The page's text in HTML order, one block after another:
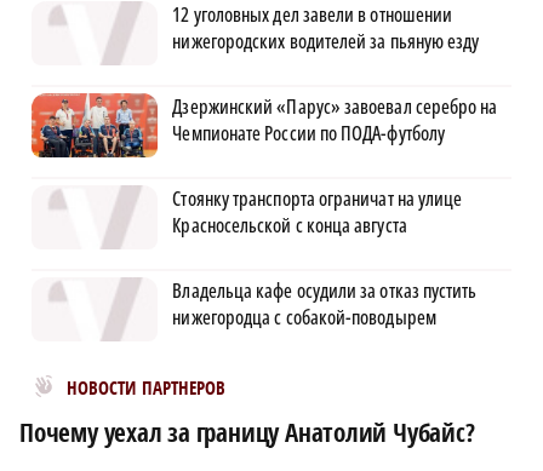
12 уголовных дел завели в отношении
нижегородских водителей за пьяную езду
Дзержинский «Парус» завоевал серебро на
Чемпионате России по ПОДА-футболу
Стоянку транспорта ограничат на улице
Красносельской с конца августа
Владельца кафе осудили за отказ пустить
нижегородца с собакой-поводырем
НОВОСТИ ПАРТНЕРОВ
Новости МирТесен
Почему уехал за границу Анатолий Чубайс?